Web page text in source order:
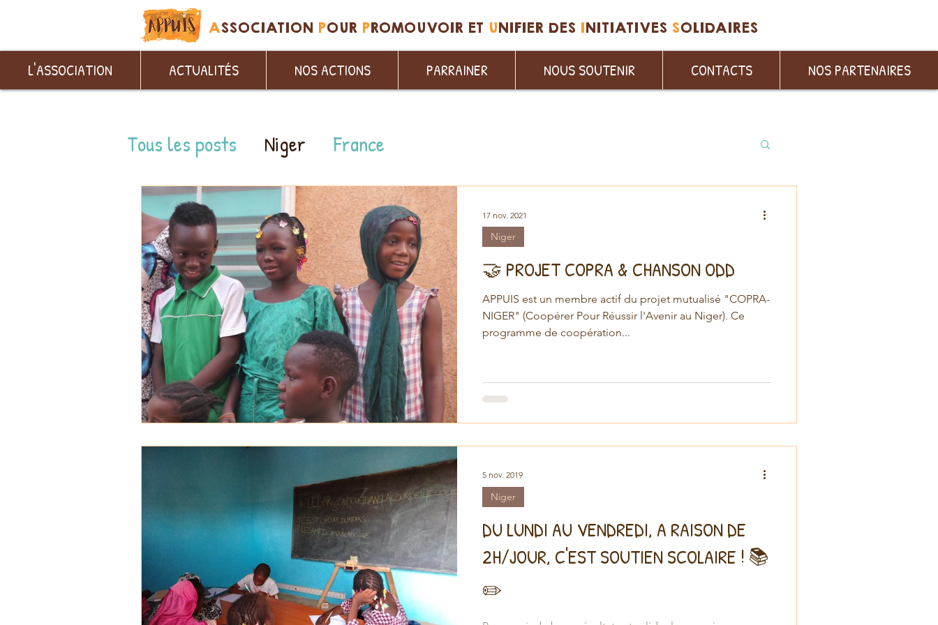
ASSOCIATION POUR PROMOUVOIR ET UNIFIER DES INITIATIVES SOLIDAIRES
L'ASSOCIATION ACTUALITÉS NOS ACTIONS PARRAINER NOUS SOUTENIR CONTACTS NOS PARTENAIRES
Tous les posts Niger France
🤝 PROJET COPRA & CHANSON ODD
APPUIS est un membre actif du projet mutualisé "COPRA-
NIGER" (Coopérer Pour Réussir l'Avenir au Niger). Ce
programme de coopération...
Niger
17 nov. 2021
DU LUNDI AU VENDREDI, A RAISON DE
2H/JOUR, C'EST SOUTIEN SCOLAIRE ! 📚
✏️‍
Niger
5 nov. 2019